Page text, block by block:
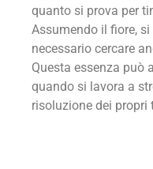
quanto si prova per
Assumendo il fiore,
necessario cercare
Questa essenza può
quando si lavora a
risoluzione dei propri